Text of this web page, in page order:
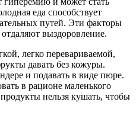
еда способствует
путей. Эти факторы
выздоровление.
легко перевариваемой,
давать без кожуры.
и подавать в виде пюре.
в рационе маленького
нельзя кушать, чтобы